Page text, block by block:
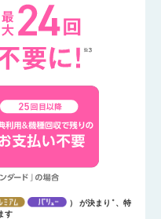
） が決まり ＊
、特
す